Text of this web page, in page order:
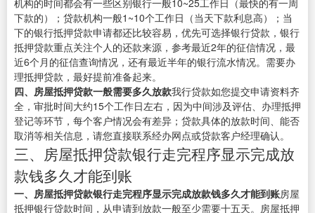
机构的时间都会有一些区别银行一般10~25工作日（最快的有一周
下款的）；贷款机构一般1~10个工作日（当天下款利息高）；当
下的银行抵押贷款申请都还比较容易，优先可选择银行贷款，银行
抵押贷款重点关注个人的还款来源，参考最近2年的征信情况，最
近6个月的征信查询情况，还有最近半年的银行流水情况。需要办
理抵押贷款，最好提前准备起来。
四、房屋抵押贷款一般需要多久放款我行贷款如您提交申请资料齐
全，审批时间大约15个工作日左右，因为中间涉及评估、办理抵押
登记等环节，每个客户情况会有差异；贷款具体的放款时间、能否
取消等相关信息，请您直接联系经办网点或贷款客户经理确认。
三、房屋抵押贷款银行走完程序显示完成放
款钱多久才能到账
一、房屋抵押贷款银行走完程序显示完成放款钱多久才能到账房屋
抵押银行贷款时间，从申请到放款一般至少需要十五天。房屋抵押